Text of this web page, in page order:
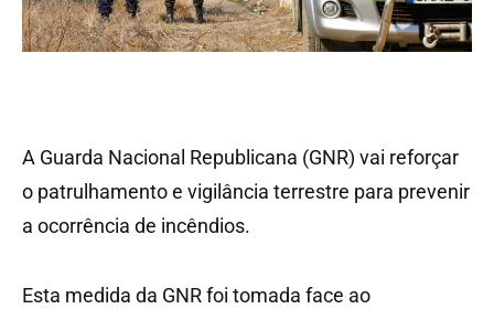
A Guarda Nacional Republicana (GNR) vai reforçar
o patrulhamento e vigilância terrestre para prevenir
a ocorrência de incêndios.
Esta medida da GNR foi tomada face ao